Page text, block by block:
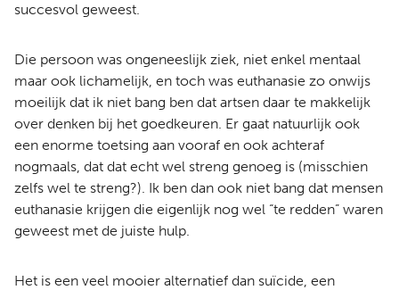
succesvol geweest.
Die persoon was ongeneeslijk ziek, niet enkel mentaal
maar ook lichamelijk, en toch was euthanasie zo onwijs
moeilijk dat ik niet bang ben dat artsen daar te makkelijk
over denken bij het goedkeuren. Er gaat natuurlijk ook
een enorme toetsing aan vooraf en ook achteraf
nogmaals, dat dat echt wel streng genoeg is (misschien
zelfs wel te streng?). Ik ben dan ook niet bang dat mensen
euthanasie krijgen die eigenlijk nog wel “te redden” waren
geweest met de juiste hulp.
Het is een veel mooier alternatief dan suïcide, een